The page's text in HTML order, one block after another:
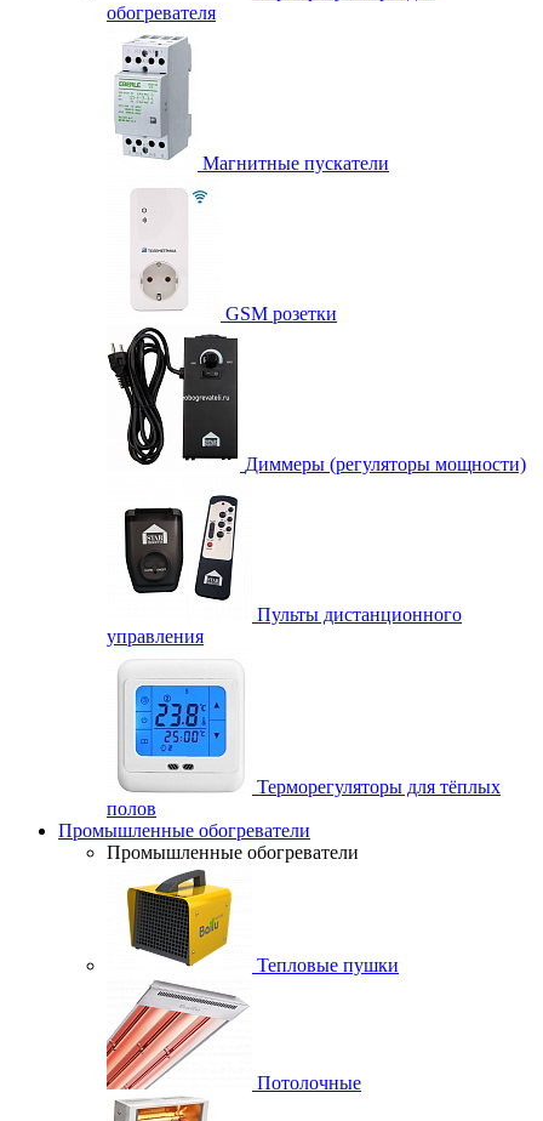
обогревателя
Магнитные пускатели
GSM розетки
Диммеры (регуляторы мощности)
Пульты дистанционного
управления
Терморегуляторы для тёплых
полов
Промышленные обогреватели
Промышленные обогреватели
Тепловые пушки
Потолочные